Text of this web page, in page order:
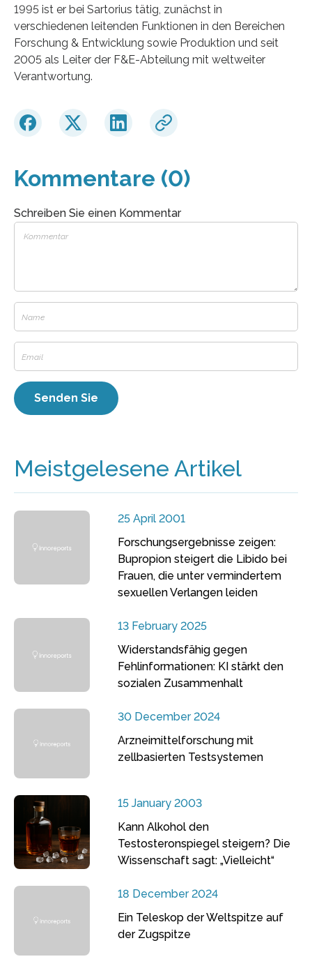
1995 ist er bei Sartorius tätig, zunächst in
verschiedenen leitenden Funktionen in den Bereichen
Forschung & Entwicklung sowie Produktion und seit
2005 als Leiter der F&E-Abteilung mit weltweiter
Verantwortung.
Kommentare (0)
Schreiben Sie einen Kommentar
Meistgelesene Artikel
25 April 2001
Forschungsergebnisse zeigen:
Bupropion steigert die Libido bei
Frauen, die unter vermindertem
sexuellen Verlangen leiden
13 February 2025
Widerstandsfähig gegen
Fehlinformationen: KI stärkt den
sozialen Zusammenhalt
30 December 2024
Arzneimittelforschung mit
zellbasierten Testsystemen
15 January 2003
Kann Alkohol den
Testosteronspiegel steigern? Die
Wissenschaft sagt: „Vielleicht“
18 December 2024
Ein Teleskop der Weltspitze auf
der Zugspitze